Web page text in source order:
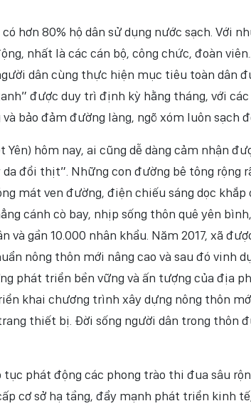
hơn 80% hộ dân sử dụng nước sạch. Với
nhất là các cán bộ, công chức, đoàn
dân cùng thực hiện mục tiêu toàn dân
được duy trì định kỳ hằng tháng, với
bảo đảm đường làng, ngõ xóm luôn sạch
Yên) hôm nay, ai cũng dễ dàng cảm nhận
đổi thịt”. Những con đường bê tông rộng
mát ven đường, điện chiếu sáng dọc
cánh cò bay, nhịp sống thôn quê yên
và gần 10.000 nhân khẩu. Năm 2017, xã
nông thôn mới nâng cao và sau đó vinh
phát triển bền vững và ấn tượng của địa
khai chương trình xây dựng nông thôn
thiết bị. Đời sống người dân trong thôn
phát động các phong trào thi đua sâu
cơ sở hạ tầng, đẩy mạnh phát triển kinh